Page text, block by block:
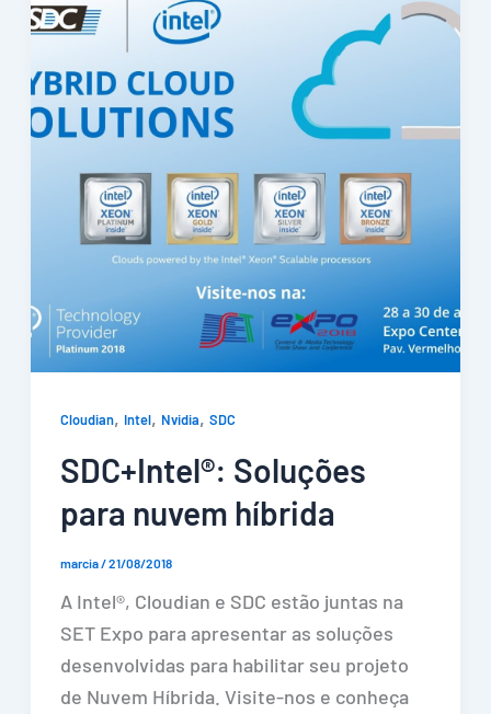
Cloudian, Intel, Nvidia, SDC
SDC+Intel®: Soluções
para nuvem híbrida
marcia/21/08/2018
A Intel®, Cloudian e SDC estão juntas na
SET Expo para apresentar as soluções
desenvolvidas para habilitar seu projeto
de Nuvem Híbrida. Visite-nos e conheça